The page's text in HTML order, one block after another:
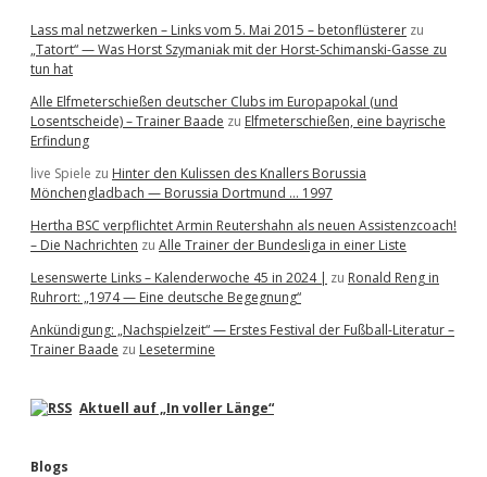
Lass mal netzwerken – Links vom 5. Mai 2015 – betonflüsterer zu
„Tatort“ — Was Horst Szymaniak mit der Horst-Schimanski-Gasse zu
tun hat
Alle Elfmeterschießen deutscher Clubs im Europapokal (und
Losentscheide) – Trainer Baade zu Elfmeterschießen, eine bayrische
Erfindung
live Spiele zu Hinter den Kulissen des Knallers Borussia
Mönchengladbach — Borussia Dortmund … 1997
Hertha BSC verpflichtet Armin Reutershahn als neuen Assistenzcoach!
– Die Nachrichten zu Alle Trainer der Bundesliga in einer Liste
Lesenswerte Links – Kalenderwoche 45 in 2024 | zu Ronald Reng in
Ruhrort: „1974 — Eine deutsche Begegnung“
Ankündigung: „Nachspielzeit“ — Erstes Festival der Fußball-Literatur –
Trainer Baade zu Lesetermine
Aktuell auf „In voller Länge“
Blogs